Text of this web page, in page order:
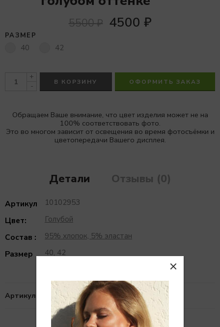
5500₽ 4500 ₽
РАЗМЕР
40 42
+
-
В КОРЗИНУ ОФОРМИТЬ ЗАКАЗ
Обращаем Ваше внимание, что цвет изделия может не на
100% соответствовать фото.
Это во многом зависит от освещения во время фотосъёмки и
цветопередачи Вашего дисплея.
Детали Отзывы (0)
Артикул
10102953
Цвет:
Голубой
Состав :
95% хлопок, 5% эластан
Размер
40, 42
Артикул: 10102953